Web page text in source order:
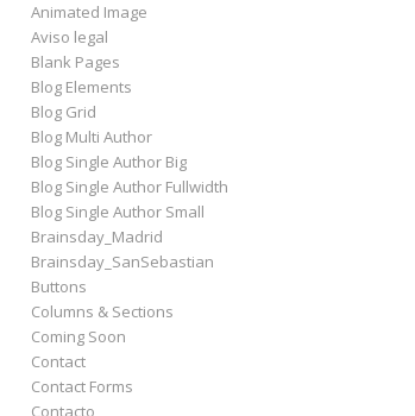
Animated Image
Aviso legal
Blank Pages
Blog Elements
Blog Grid
Blog Multi Author
Blog Single Author Big
Blog Single Author Fullwidth
Blog Single Author Small
Brainsday_Madrid
Brainsday_SanSebastian
Buttons
Columns & Sections
Coming Soon
Contact
Contact Forms